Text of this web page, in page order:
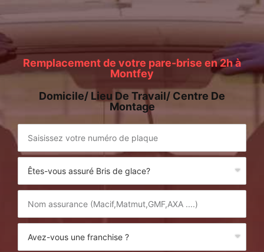
Remplacement de votre pare-brise en 2h à
Montfey
Domicile/ Lieu De Travail/ Centre De
Montage